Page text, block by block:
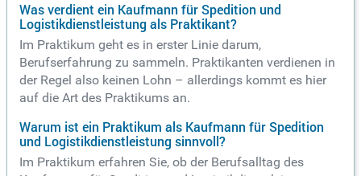
Was verdient ein Kaufmann für Spedition und
Logistikdienstleistung als Praktikant?
Im Praktikum geht es in erster Linie darum,
Berufserfahrung zu sammeln. Praktikanten verdienen in
der Regel also keinen Lohn – allerdings kommt es hier
auf die Art des Praktikums an.
Warum ist ein Praktikum als Kaufmann für Spedition
und Logistikdienstleistung sinnvoll?
Im Praktikum erfahren Sie, ob der Berufsalltag des